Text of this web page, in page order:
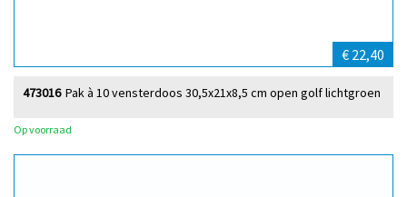
€ 22,40
Pak à 10 vensterdoos 30,5x21x8,5 cm open golf lichtgroen
473016
Op voorraad